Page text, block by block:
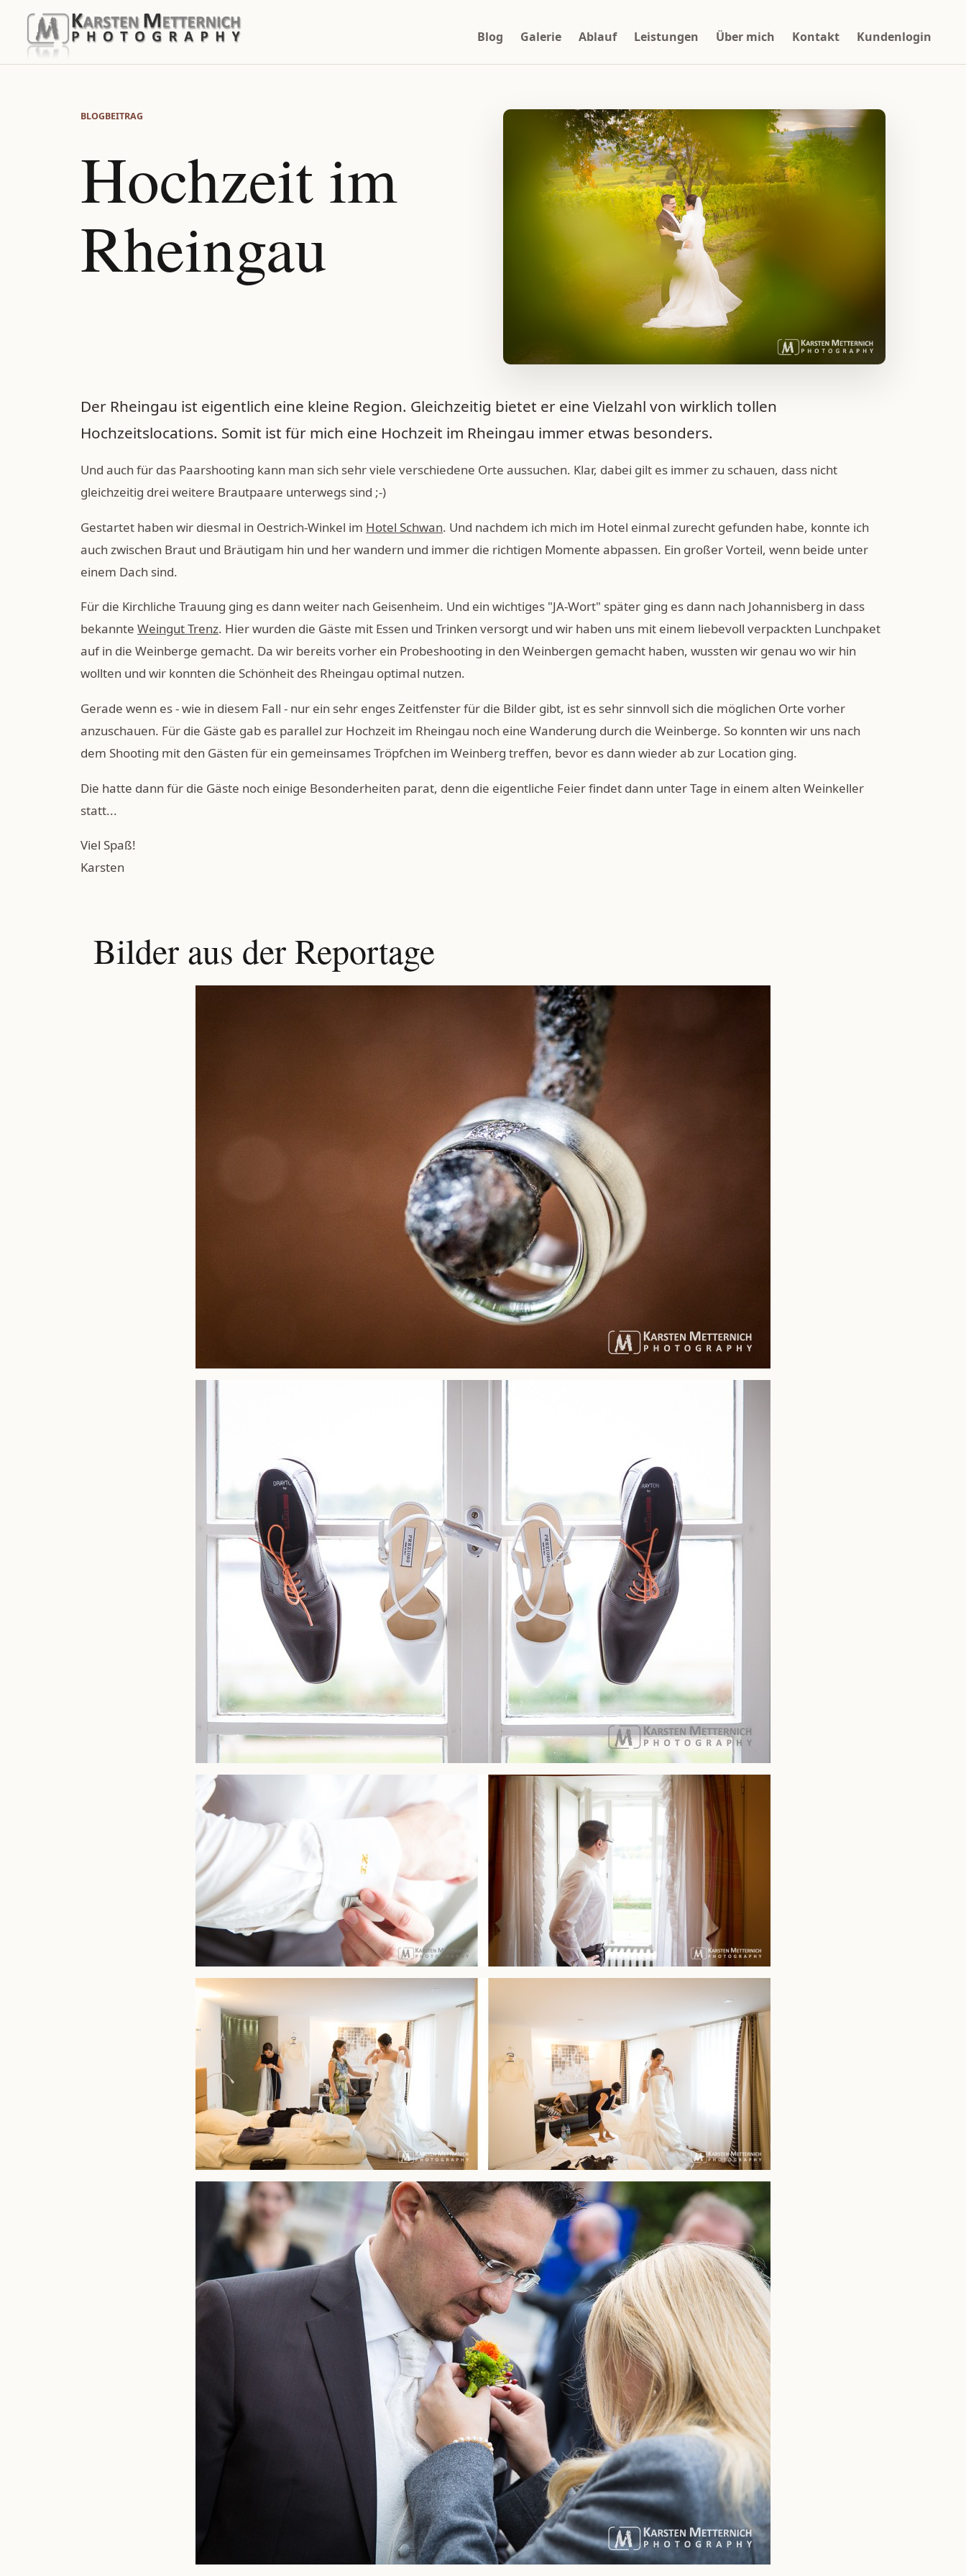
Blog Galerie Ablauf Leistungen Über mich Kontakt Kundenlogin
BLOGBEITRAG
Hochzeit im
Rheingau
Der Rheingau ist eigentlich eine kleine Region. Gleichzeitig bietet er eine Vielzahl von wirklich tollen
Hochzeitslocations. Somit ist für mich eine Hochzeit im Rheingau immer etwas besonders.
Und auch für das Paarshooting kann man sich sehr viele verschiedene Orte aussuchen. Klar, dabei gilt es immer zu schauen, dass nicht
gleichzeitig drei weitere Brautpaare unterwegs sind ;-)
Gestartet haben wir diesmal in Oestrich-Winkel im Hotel Schwan. Und nachdem ich mich im Hotel einmal zurecht gefunden habe, konnte ich
auch zwischen Braut und Bräutigam hin und her wandern und immer die richtigen Momente abpassen. Ein großer Vorteil, wenn beide unter
einem Dach sind.
Für die Kirchliche Trauung ging es dann weiter nach Geisenheim. Und ein wichtiges "JA-Wort" später ging es dann nach Johannisberg in dass
bekannte Weingut Trenz. Hier wurden die Gäste mit Essen und Trinken versorgt und wir haben uns mit einem liebevoll verpackten Lunchpaket
auf in die Weinberge gemacht. Da wir bereits vorher ein Probeshooting in den Weinbergen gemacht haben, wussten wir genau wo wir hin
wollten und wir konnten die Schönheit des Rheingau optimal nutzen.
Gerade wenn es - wie in diesem Fall - nur ein sehr enges Zeitfenster für die Bilder gibt, ist es sehr sinnvoll sich die möglichen Orte vorher
anzuschauen. Für die Gäste gab es parallel zur Hochzeit im Rheingau noch eine Wanderung durch die Weinberge. So konnten wir uns nach
dem Shooting mit den Gästen für ein gemeinsames Tröpfchen im Weinberg treffen, bevor es dann wieder ab zur Location ging.
Die hatte dann für die Gäste noch einige Besonderheiten parat, denn die eigentliche Feier findet dann unter Tage in einem alten Weinkeller
statt...
Viel Spaß!
Karsten
Bilder aus der Reportage